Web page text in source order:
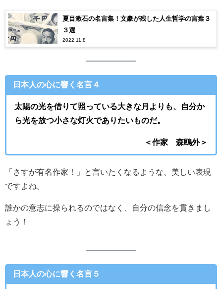
夏目漱石の名言集！文豪が残した人生哲学の言葉３
３選
2022.11.8
日本人の心に響く名言４
太陽の光を借りて照っている大きな月よりも、自分か
ら光を放つ小さな灯火でありたいものだ。
＜作家 森鴎外＞
「さすが有名作家！」と言いたくなるような、美しい表現
ですよね。
誰かの意志に操られるのではなく、自分の信念を貫きまし
ょう！
日本人の心に響く名言５